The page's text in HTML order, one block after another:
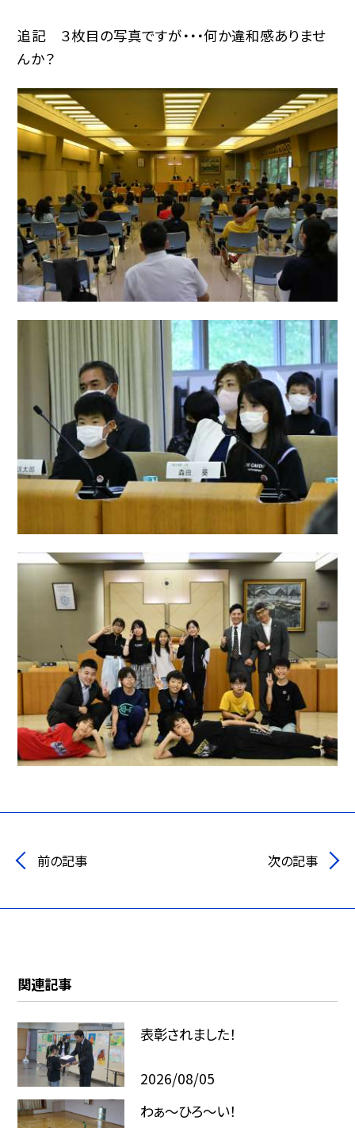
追記 ３枚目の写真ですが・・・何か違和感ありませ
んか？
前の記事 次の記事
関連記事
表彰されました！
2026/08/05
わぁ～ひろ～い！